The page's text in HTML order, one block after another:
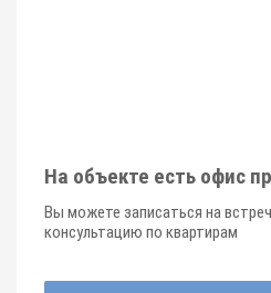
На объекте есть офис
Вы можете записаться на
консультацию по квартирам